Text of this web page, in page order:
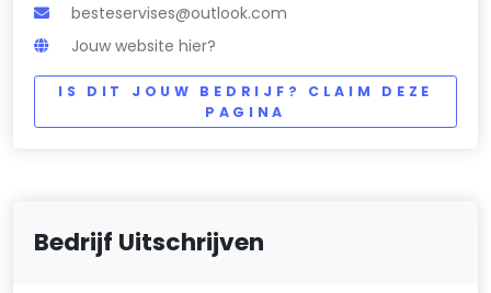
besteservises@outlook.com
Jouw website hier?
IS DIT JOUW BEDRIJF? CLAIM DEZE
PAGINA
Bedrijf Uitschrijven